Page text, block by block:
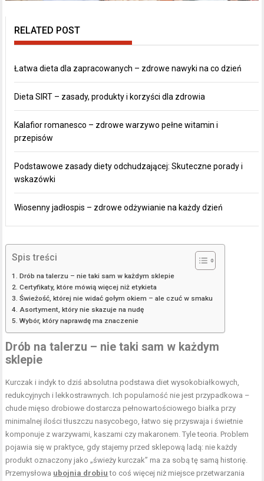
RELATED POST
Łatwa dieta dla zapracowanych – zdrowe nawyki na co dzień
Dieta SIRT – zasady, produkty i korzyści dla zdrowia
Kalafior romanesco – zdrowe warzywo pełne witamin i
przepisów
Podstawowe zasady diety odchudzającej: Skuteczne porady i
wskazówki
Wiosenny jadłospis – zdrowe odżywianie na każdy dzień
Spis treści
Drób na talerzu – nie taki sam w każdym sklepie
Certyfikaty, które mówią więcej niż etykieta
Świeżość, której nie widać gołym okiem – ale czuć w smaku
Asortyment, który nie skazuje na nudę
Wybór, który naprawdę ma znaczenie
Drób na talerzu – nie taki sam w każdym
sklepie
Kurczak i indyk to dziś absolutna podstawa diet wysokobiałkowych,
redukcyjnych i lekkostrawnych. Ich popularność nie jest przypadkowa –
chude mięso drobiowe dostarcza pełnowartościowego białka przy
minimalnej ilości tłuszczu nasycobego, łatwo się przyswaja i świetnie
komponuje z warzywami, kaszami czy makaronem. Tyle teoria. Problem
pojawia się w praktyce, gdy stajemy przed sklepową ladą: nie każdy
produkt oznaczony jako „świeży kurczak” ma za sobą tę samą historię.
Przemysłowa ubojnia drobiu to coś więcej niż miejsce przetwarzania